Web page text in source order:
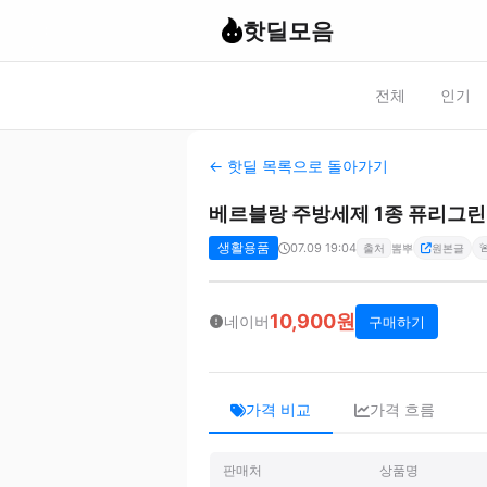
핫딜모음
전체 인기
← 핫딜 목록으로 돌아가기
베르블랑 주방세제 1종 퓨리그
생활용품 07.09 19:04 출처 뽐뿌 원본글
네이버10,900원 구매하기
가격 비교 가격 흐름
판매처 상품명